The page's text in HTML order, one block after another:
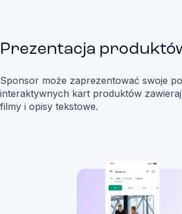
Prezentacja
Sponsor może zaprezentować swoje
interaktywnych kart produktów
filmy i opisy tekstowe.